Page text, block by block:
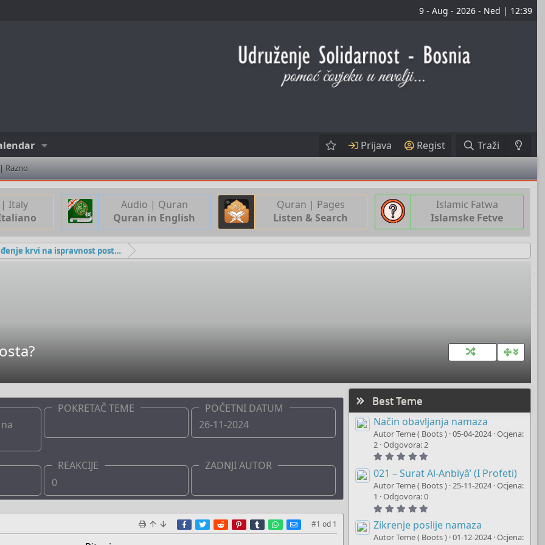
9 - Aug - 2026 - Ned | 12:39
Prijava Regist Traži
Razno
Italy
Audio | Quran
Quran in English
Quran | Pages
Listen & Search
Islamic Fatwa
Islamske Fetve
Utječe li vađenje krvi na ispravnost posta?
POKRETAČ TEME
POČETNI DATUM
26-11-2024
REAKCIJE
0
ZADNJI AUTOR
Facebook
TwitterRedditPinterest
TumblrWhatsApp
E-mail
#1 od 1
Best Teme
Način obavljanja namaza
Autor Teme ( Boots ) 05-04-2024 Ocjena:
2 Odgovora: 2
0
0
s
(
s
)
021 – Surat Al-Anbiyâ’ (I Profeti)
Autor Teme ( Boots ) 25-11-2024 Ocjena:
1
Odgovora: 0
0
0
s
Zikrenje poslije namaza
Autor Teme ( Boots ) 01-12-2024 Ocjena: